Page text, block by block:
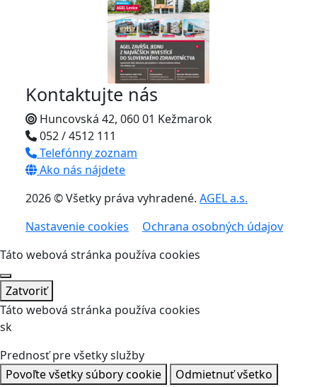
Kontaktujte nás
Huncovská 42, 060 01 Kežmarok
052 / 4512 111
Telefónny zoznam
Ako nás nájdete
2026 © Všetky práva vyhradené. AGEL a.s.
Nastavenie cookies
Ochrana osobných údajov
Táto webová stránka používa cookies
Zatvoriť
Táto webová stránka používa cookies
sk
Prednosť pre všetky služby
Povoľte všetky súbory cookie
Odmietnuť všetko